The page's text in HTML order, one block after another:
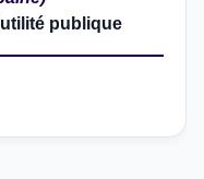
publique